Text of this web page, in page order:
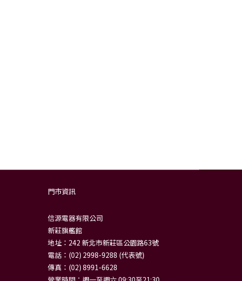
門市資訊
信源電器有限公司
新莊旗艦館
地址：242 新北市新莊區公園路63號
電話：(02) 2998-9288 (代表號)
傳真：(02) 8991-6628